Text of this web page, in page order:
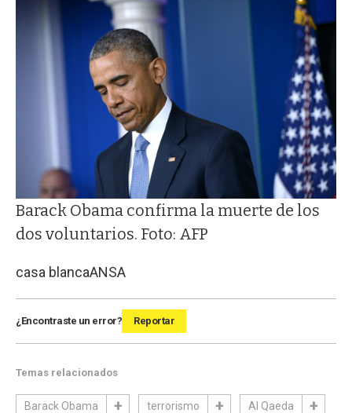
Barack Obama confirma la muerte de los
dos voluntarios. Foto: AFP
casa blancaANSA
¿Encontraste un error? Reportar
Temas relacionados
Barack Obama terrorismo Al Qaeda